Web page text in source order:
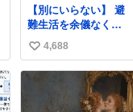
【別にいらない】 避
難生活を余儀なくさ
れている子どもたち
のためにヒカキンボ
ックス1000個を寄付
させていただきまし
た
い
い
数
4,688